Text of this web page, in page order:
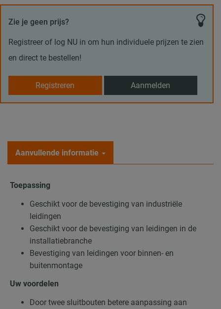
Zie je geen prijs?
Registreer of log NU in om hun individuele prijzen te zien
en direct te bestellen!
Registreren Aanmelden
Aanvullende informatie
Toepassing
Geschikt voor de bevestiging van industriële
leidingen
Geschikt voor de bevestiging van leidingen in de
installatiebranche
Bevestiging van leidingen voor binnen- en
buitenmontage
Uw voordelen
Door twee sluitbouten betere aanpassing aan